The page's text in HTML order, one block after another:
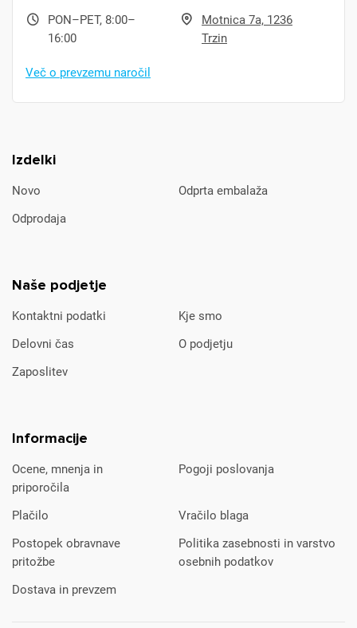
Izdelki
Novo
Odprta embalaža
Odprodaja
Naše podjetje
Kontaktni podatki
Kje smo
Delovni čas
O podjetju
Zaposlitev
Informacije
Ocene, mnenja in
priporočila
Pogoji poslovanja
Plačilo
Vračilo blaga
Postopek obravnave
pritožbe
Politika zasebnosti in varstvo
osebnih podatkov
Dostava in prevzem
PON–PET, 8:00–
16:00
Motnica 7a, 1236
Trzin
Več o prevzemu naročil